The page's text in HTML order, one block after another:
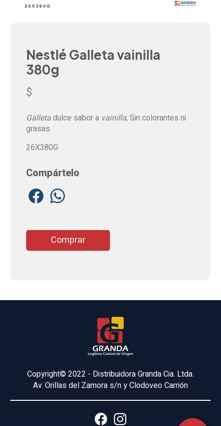
Nestlé Galleta vainilla
380g
$
Galletadulce sabor a vainilla; Sin colorantes ni
grasas.
26X380G
Compártelo
Comprar
Copyright© 2022 - Distribuidora Granda Cia. Ltda.
Av. Orillas del Zamora s/n y Clodoveo Carrión